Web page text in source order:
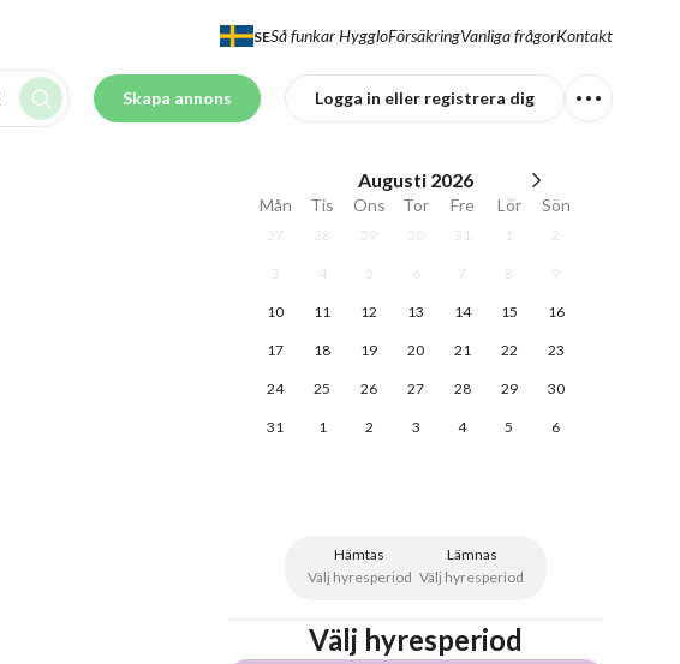
SESå funkar HyggloFörsäkringVanliga frågorKontakt
Skapa annons Logga in eller registrera dig
Augusti 2026
Mån Tis Ons Tor Fre Lör Sön
27 28 29 30 31 1 2
3 4 5 6 7 8 9
10 11 12 13 14 15 16
17 18 19 20 21 22 23
24 25 26 27 28 29 30
31 1 2 3 4 5 6
Hämtas
Välj hyresperiod
Lämnas
Välj hyresperiod
Välj hyresperiod